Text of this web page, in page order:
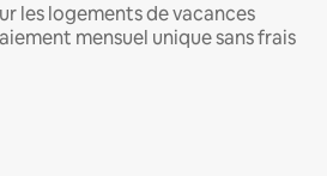
les logements de vacances
mensuel unique sans frais